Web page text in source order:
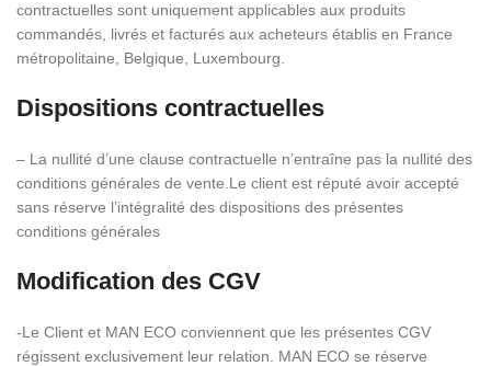
contractuelles sont uniquement applicables aux produits
commandés, livrés et facturés aux acheteurs établis en France
métropolitaine, Belgique, Luxembourg.
Dispositions contractuelles
– La nullité d’une clause contractuelle n’entraîne pas la nullité des
conditions générales de vente.Le client est réputé avoir accepté
sans réserve l’intégralité des dispositions des présentes
conditions générales
Modification des CGV
-Le Client et MAN ECO conviennent que les présentes CGV
régissent exclusivement leur relation. MAN ECO se réserve